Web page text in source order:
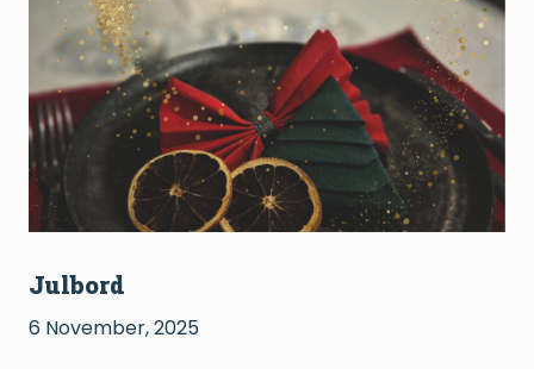
Julbord
6 November, 2025